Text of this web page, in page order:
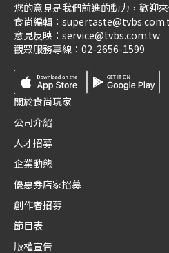
您的意見是我們前進的動力，歡迎
食尚編輯：
意見反映： service@tvbs.com.tw
觀眾服務專線： 02-2656-1599
關於食尚玩家
公司介紹
人才招募
企業動態
優惠券店家招募
創作者招募
節目表
版權宣告